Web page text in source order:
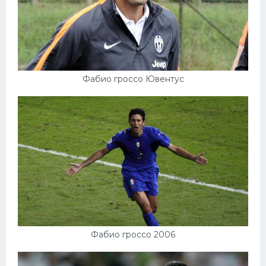
Фабио гроссо Ювентус
Фабио гроссо 2006